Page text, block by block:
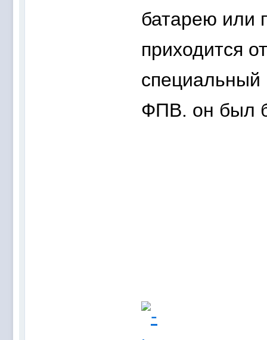
батарею или
приходится
ФПВ. он был